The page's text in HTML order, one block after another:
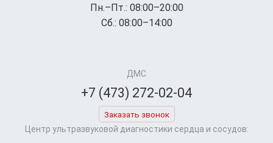
Пн.–Пт.: 08:00–20:00
Сб.: 08:00–14:00
ДМС
+7 (473) 272-02-04
Заказать звонок
Центр ультразвуковой диагностики сердца и сосудов: